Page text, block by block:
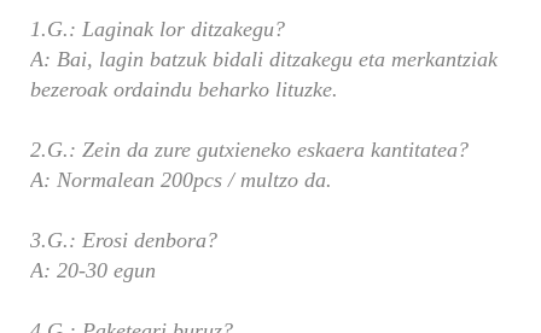
1.G.: Laginak lor ditzakegu?
A: Bai, lagin batzuk bidali ditzakegu eta merkantziak
bezeroak ordaindu beharko lituzke.
2.G.: Zein da zure gutxieneko eskaera kantitatea?
A: Normalean 200pcs / multzo da.
3.G.: Erosi denbora?
A: 20-30 egun